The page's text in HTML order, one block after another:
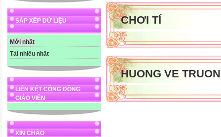
SẮP XẾP DỮ LIỆU
Mới nhất
Tải nhiều nhất
LIÊN KẾT CỘNG ĐỒNG
GIÁO VIÊN
XIN CHÀO
CHƠI TÍ
HUONG VE